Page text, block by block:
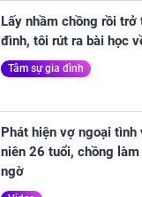
Lấy nhầm chồng rồi
đình, tôi rút ra bài học
Tâm sự gia đình
Phát hiện vợ ngoại
niên 26 tuổi, chồng
ngờ